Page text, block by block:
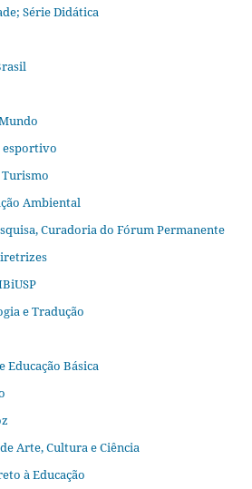
Série Didática
esportivo
Turismo
Ambiental
Curadoria do Fórum Permanente
e Tradução
Educação Básica
Arte, Cultura e Ciência
à Educação